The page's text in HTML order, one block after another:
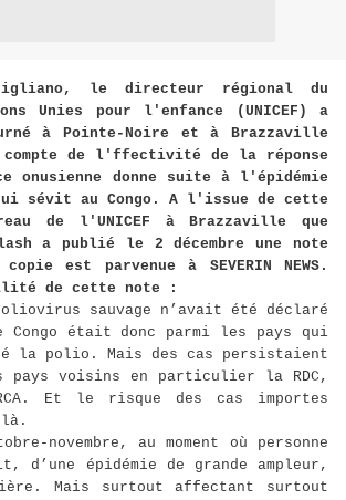
le directeur régional du
Unies pour l'enfance (UNICEF) a
à Pointe-Noire et à Brazzaville
compte de l'ffectivité de la réponse
onusienne donne suite à l'épidémie
sévit au Congo. A l'issue de cette
de l'UNICEF à Brazzaville que
a publié le 2 décembre une note
est parvenue à SEVERIN NEWS.
de cette note :
sauvage n’avait été déclaré
Congo était donc parmi les pays qui
la polio. Mais des cas persistaient
pays voisins en particulier la RDC,
Et le risque des cas importes
novembre, au moment où personne
d’une épidémie de grande ampleur,
Mais surtout affectant surtout